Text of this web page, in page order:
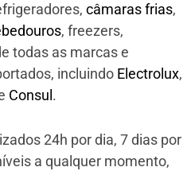
câmaras frias,
, freezers,
todas as marcas e
incluindo Electrolux,
Consul .
24h por dia, 7 dias por
a qualquer momento,